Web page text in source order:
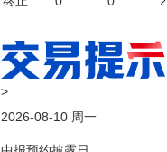
>
2026-08-10 周一